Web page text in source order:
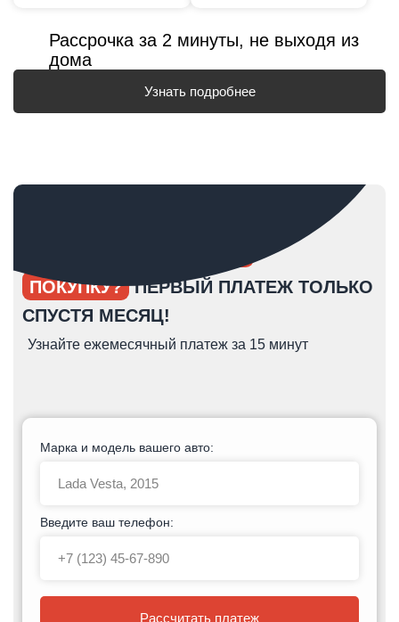
Рассрочка за 2 минуты, не выходя из
дома
Узнать подробнее
ПОКУПКУ? ПЕРВЫЙ ПЛАТЕЖ ТОЛЬКО
СПУСТЯ МЕСЯЦ!
Узнайте ежемесячный платеж за 15 минут
Марка и модель вашего авто:
Введите ваш телефон:
Рассчитать платеж